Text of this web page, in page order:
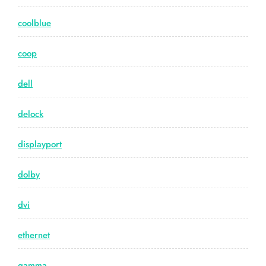
coolblue
coop
dell
delock
displayport
dolby
dvi
ethernet